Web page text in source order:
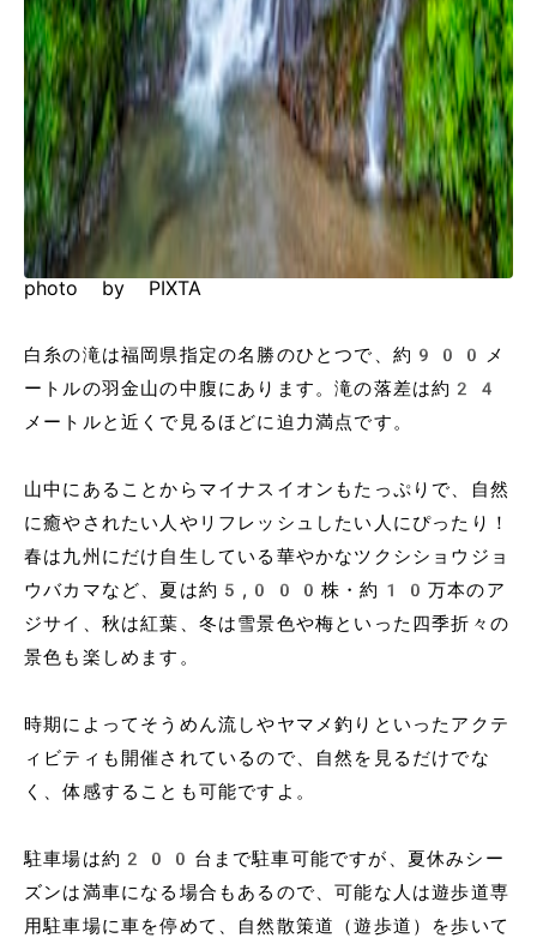
photo by PIXTA
白糸の滝は福岡県指定の名勝のひとつで、約900メ
ートルの羽金山の中腹にあります。滝の落差は約24
メートルと近くで見るほどに迫力満点です。
山中にあることからマイナスイオンもたっぷりで、自然
に癒やされたい人やリフレッシュしたい人にぴったり！
春は九州にだけ自生している華やかなツクシショウジョ
ウバカマなど、夏は約5,000株・約10万本のア
ジサイ、秋は紅葉、冬は雪景色や梅といった四季折々の
景色も楽しめます。
時期によってそうめん流しやヤマメ釣りといったアクテ
ィビティも開催されているので、自然を見るだけでな
く、体感することも可能ですよ。
駐車場は約200台まで駐車可能ですが、夏休みシー
ズンは満車になる場合もあるので、可能な人は遊歩道専
用駐車場に車を停めて、自然散策道（遊歩道）を歩いて